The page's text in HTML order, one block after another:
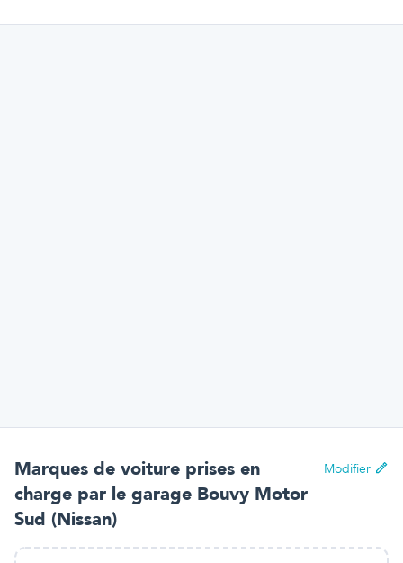
Marques de voiture prises en
charge par le garage Bouvy Motor
Sud (Nissan)
Modifier